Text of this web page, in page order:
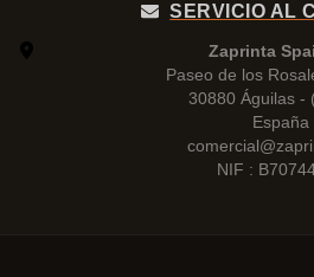
SERVICIO AL
Zaprinta
Paseo de los
30880 Águilas -
España
NIF :